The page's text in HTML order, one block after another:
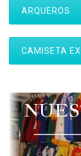
ARQUEROS
CAMISETA